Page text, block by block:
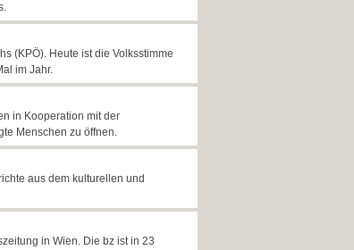
(KPÖ). Heute ist die Volksstimme
im Jahr.
in Kooperation mit der
Menschen zu öffnen.
aus dem kulturellen und
in Wien. Die bz ist in 23